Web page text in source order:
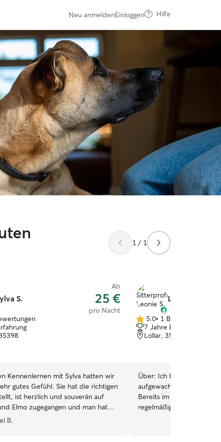
Neu anmeldenEinloggen Hilfe
1 / 1
S.
Ab
25 €
pro Nacht
Kennenlernen mit Sylva hatten wir
gutes Gefühl. Sie hat die richtigen
ist herzlich und souverän auf
Elmo zugegangen und man hat
Hier ist er gut aufgehoben.
Urlaubs konnten wir die Tage
weil wir wussten, dass Elmo
B.
Leonie S.
5.0
von
5
5.0• 1 Bewertung
7 Jahre Erfahrung
Lollar, 35457
Über: Ich bin mit
aufgewachsen, darunter
Bereits im frühen
regelmäßig mit den